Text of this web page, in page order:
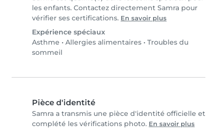
les enfants. Contactez directement Samra pour
vérifier ses certifications. En savoir plus
Expérience spéciaux
Asthme • Allergies alimentaires • Troubles du
sommeil
Pièce d'identité
Samra a transmis une pièce d'identité officielle et
complété les vérifications photo. En savoir plus